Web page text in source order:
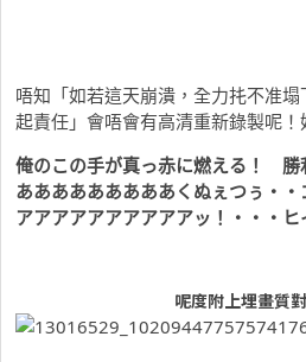
唔知「如若這天崩潰，全力扥不准
起責任」會唔會有高清重新錄製呢！
俺のこの手が真っ赤に燃える！
あああああああああくぬぇつぅ・
アアアアアアアアアアッ！・・・ヒ
呢度附上埋畫質